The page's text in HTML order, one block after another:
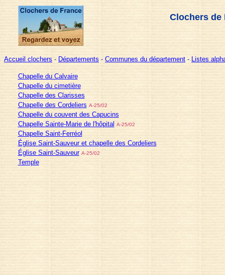
Clochers
Accueil clochers - Départements - Communes du département - Listes
Chapelle du Calvaire
Chapelle du cimetière
Chapelle des Clarisses
Chapelle des Cordeliers A-25/02
Chapelle du couvent des Capucins
Chapelle Sainte-Marie de l'hôpital A-25/02
Chapelle Saint-Ferréol
Église Saint-Sauveur et chapelle des Cordeliers
Église Saint-Sauveur A-25/02
Temple